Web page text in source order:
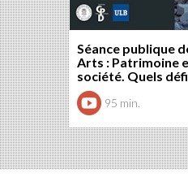
Séance publique
Arts : Patrimoine
société. Quels
95 min.